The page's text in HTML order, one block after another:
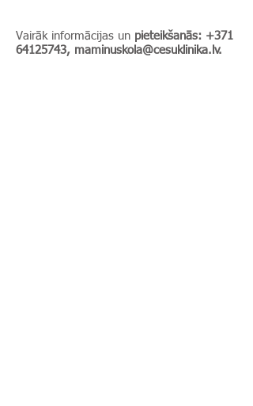
Vairāk informācijas un pieteikšanās: +371
64125743, maminuskola@cesuklinika.lv.